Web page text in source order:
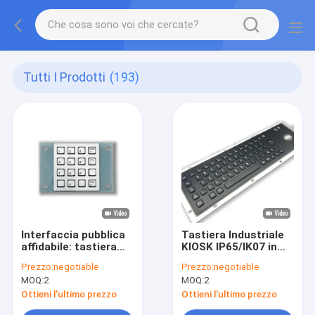
Tutti I Prodotti (193)
Interfaccia pubblica
affidabile: tastiera
in acciaio
inossidabile a 16
tasti per un servizio
continuo
Prezzo:negotiable
MOQ:2
Ottieni l'ultimo prezzo
Tastiera Industriale
KIOSK IP65/IK07 in
Trackball
Impermeabile
Antipolvere
Antideflagrante
Prezzo:negotiable
MOQ:2
Ottieni l'ultimo prezzo